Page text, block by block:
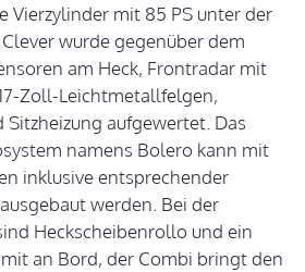
Vierzylinder mit 85 PS unter der
wurde gegenüber dem
am Heck, Frontradar mit
Zoll-Leichtmetallfelgen,
aufgewertet. Das
namens Bolero kann mit
inklusive entsprechender
werden. Bei der
Heckscheibenrollo und ein
an Bord, der Combi bringt den